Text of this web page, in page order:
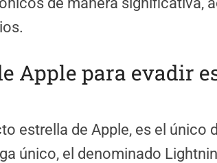
Apple para evadir
estrella de Apple, es el único
único, el denominado